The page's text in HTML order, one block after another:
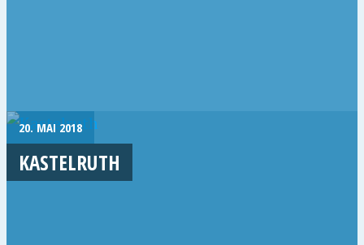
20. MAI 2018
KASTELRUTH